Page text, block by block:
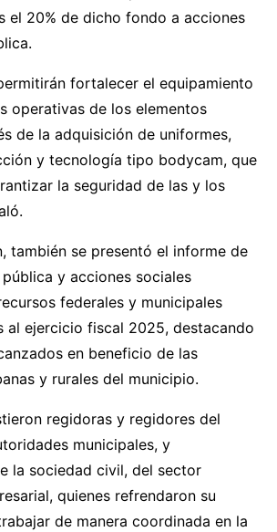
el 20% de dicho fondo a acciones
fortalecer el equipamiento
operativas de los elementos
de la adquisición de uniformes,
y tecnología tipo bodycam, que
la seguridad de las y los
también se presentó el informe de
y acciones sociales
federales y municipales
al ejercicio fiscal 2025, destacando
en beneficio de las
y rurales del municipio.
regidoras y regidores del
municipales, y
la sociedad civil, del sector
quienes refrendaron su
de manera coordinada en la